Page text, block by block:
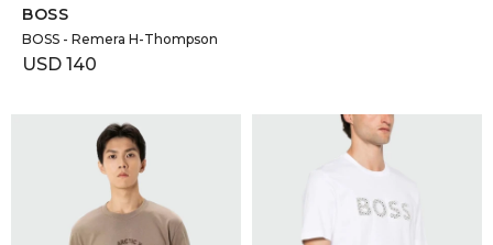
BOSS
BOSS - Remera H-Thompson
USD 140